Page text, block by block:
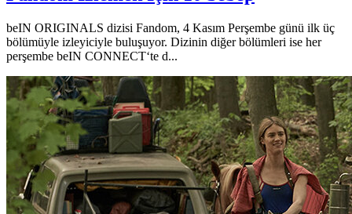
beIN ORIGINALS dizisi Fandom, 4 Kasım Perşembe günü ilk üç
bölümüyle izleyiciyle buluşuyor. Dizinin diğer bölümleri ise her
perşembe beIN CONNECT‘te d...